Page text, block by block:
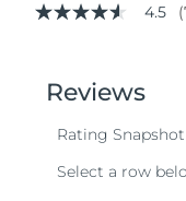
4.5
stars,
average
value.
735
4.5